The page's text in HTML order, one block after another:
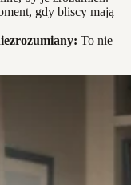
gdy bliscy mają
To nie